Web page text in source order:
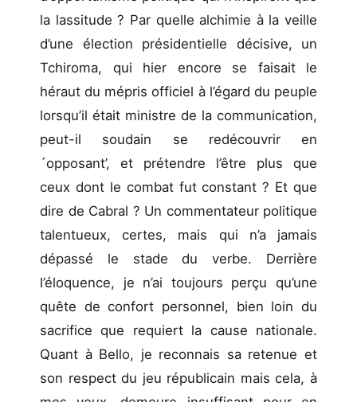
la lassitude ? Par quelle alchimie à la veille
d’une élection présidentielle décisive, un
Tchiroma, qui hier encore se faisait le
héraut du mépris officiel à l’égard du peuple
lorsqu’il était ministre de la communication,
peut-il soudain se redécouvrir en
´opposant’, et prétendre l’être plus que
ceux dont le combat fut constant ? Et que
dire de Cabral ? Un commentateur politique
talentueux, certes, mais qui n’a jamais
dépassé le stade du verbe. Derrière
l’éloquence, je n’ai toujours perçu qu’une
quête de confort personnel, bien loin du
sacrifice que requiert la cause nationale.
Quant à Bello, je reconnais sa retenue et
son respect du jeu républicain mais cela, à